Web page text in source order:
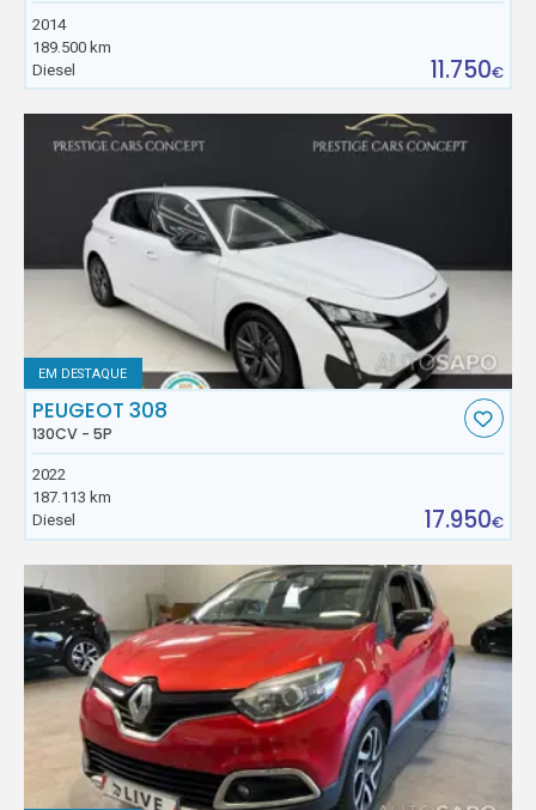
2014
189.500 km
Diesel
11.750€
EM DESTAQUE
PEUGEOT 308
130CV - 5P
2022
187.113 km
Diesel
17.950€